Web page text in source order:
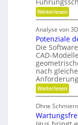
l
a
t
z
n
d
y
d
r
a
u
l
i
k
i
m
u
r
e
n
t
e
c
h
n
i
k
t
o
f
f
a
b
f
ä
l
l
e
v
e
Weiterlesen:
F
r
m
e
h
r
F
l
e
x
i
i
l
i
Analyse von
Potenziale
Die
CAD-
nach
Weiterlesen:
P
t
e
n
Ohne